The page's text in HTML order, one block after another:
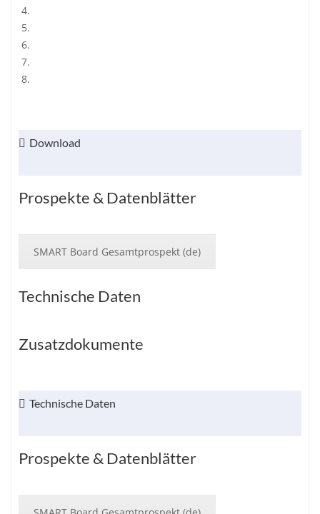
Download
Prospekte & Datenblätter
SMART Board Gesamtprospekt (de)
Technische Daten
Zusatzdokumente
Technische Daten
Prospekte & Datenblätter